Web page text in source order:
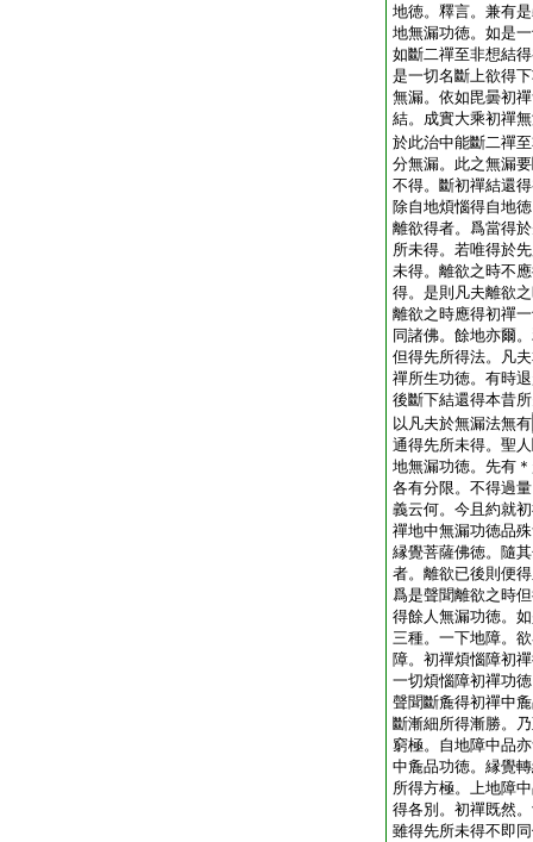
地徳。釋言。兼有
地無漏功徳。如是
如斷二禪至非想結
是一切名斷上欲得
無漏。依如毘曇初
結。成實大乘初禪
於此治中能斷二禪
分無漏。此之無漏
不得。斷初禪結還
除自地煩惱得自地
離欲得者。爲當得
所未得。若唯得於
未得。離欲之時不
得。是則凡夫離欲
離欲之時應得初禪
同諸佛。餘地亦爾
但得先所得法。凡
禪所生功徳。有時
後斷下結還得本昔
以凡夫於無漏法無有
通得先所未得。聖
地無漏功徳。先有
各有分限。不得過
義云何。今且約就
禪地中無漏功徳品
縁覺菩薩佛徳。隨
者。離欲已後則便
爲是聲聞離欲之時
得餘人無漏功徳。
三種。一下地障。
障。初禪煩惱障初
一切煩惱障初禪功
聲聞斷麁得初禪中
斷漸細所得漸勝。
窮極。自地障中品
中麁品功徳。縁覺
所得方極。上地障
得各別。初禪既然
雖得先所未得不即